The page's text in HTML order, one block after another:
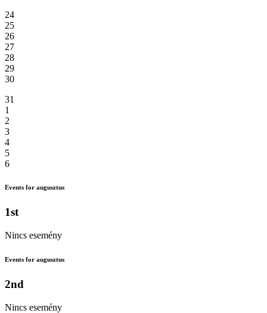
24
25
26
27
28
29
30
31
1
2
3
4
5
6
Events for augusztus
1st
Nincs esemény
Events for augusztus
2nd
Nincs esemény